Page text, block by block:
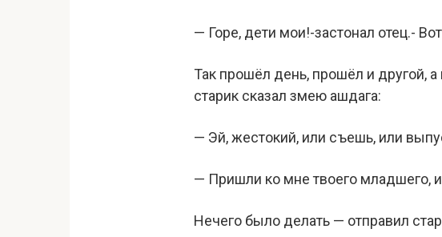
— Горе, дети мои!-застонал отец.-
Так прошёл день, прошёл и другой,
старик сказал змею ашдага:
— Эй, жестокий, или съешь, или
— Пришли ко мне твоего младшего,
Нечего было делать — отправил